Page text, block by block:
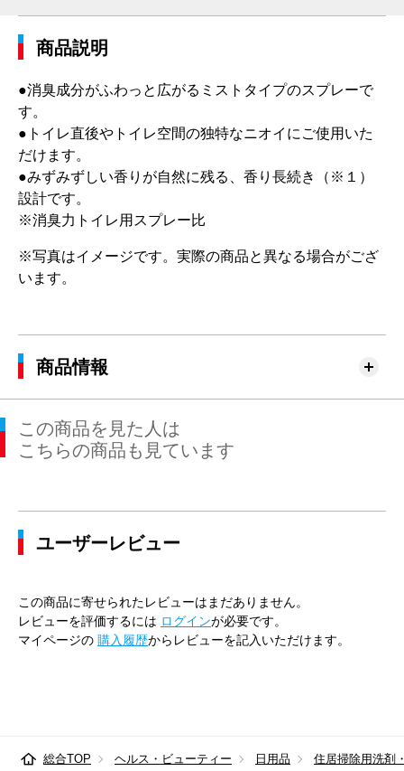
商品説明
●消臭成分がふわっと広がるミストタイプのスプレーで
す。
●トイレ直後やトイレ空間の独特なニオイにご使用いた
だけます。
●みずみずしい香りが自然に残る、香り長続き（※１）
設計です。
※消臭力トイレ用スプレー比
※写真はイメージです。実際の商品と異なる場合がござ
います。
商品情報
この商品を見た人は
こちらの商品も見ています
ユーザーレビュー
この商品に寄せられたレビューはまだありません。
レビューを評価するには ログインが必要です。
マイページの 購入履歴からレビューを記入いただけます。
総合TOP ヘルス・ビューティー 日用品 住居掃除用洗剤